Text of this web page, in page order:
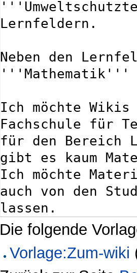
Die folgende
Vorlage:Zum-wiki